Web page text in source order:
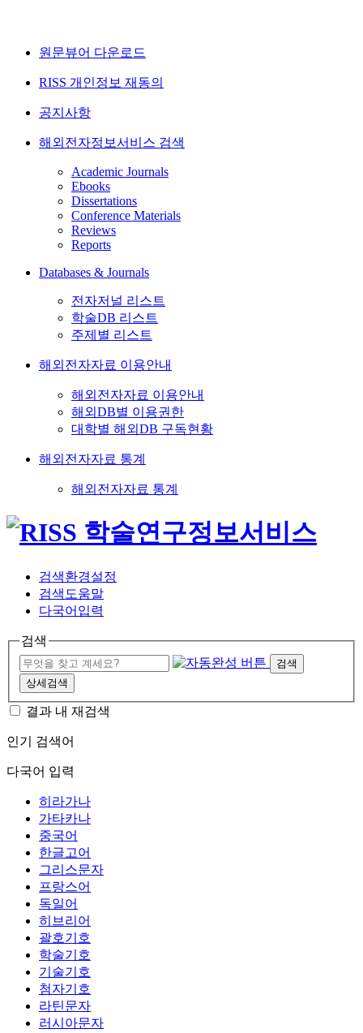
원문뷰어 다운로드
RISS 개인정보 재동의
공지사항
해외전자정보서비스 검색
Academic Journals
Ebooks
Dissertations
Conference Materials
Reviews
Reports
Databases & Journals
전자저널 리스트
학술DB 리스트
주제별 리스트
해외전자자료 이용안내
해외전자자료 이용안내
해외DB별 이용권한
대학별 해외DB 구독현황
해외전자자료 통계
해외전자자료 통계
검색환경설정
검색도움말
다국어입력
검색
검색
상세검색
결과 내 재검색
인기 검색어
다국어 입력
히라가나
가타카나
중국어
한글고어
그리스문자
프랑스어
독일어
히브리어
괄호기호
학술기호
기술기호
첨자기호
라틴문자
러시아문자